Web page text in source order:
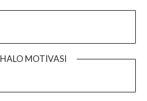
HALO MOTIVASI